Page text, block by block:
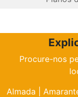
Procure-nos
Almada